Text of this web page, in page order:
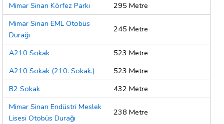
Mimar Sinan Körfez Parkı
295 Metre
Mimar Sinan EML Otobüs
Durağı
245 Metre
A210 Sokak
523 Metre
A210 Sokak (210. Sokak.)
523 Metre
B2 Sokak
432 Metre
Mimar Sinan Endüstri Meslek
Lisesi Otobüs Durağı
238 Metre